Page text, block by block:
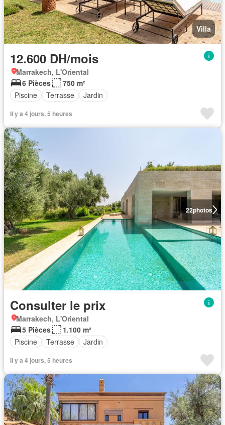
Villa
12.600 DH/mois
Marrakech, L'Oriental
6 Pièces
750 m²
Piscine
Terrasse Jardin
Il y a 4 jours, 5 heures
22photos
Consulter le prix
Marrakech, L'Oriental
5 Pièces
1.100 m²
Piscine
Terrasse Jardin
Il y a 4 jours, 5 heures